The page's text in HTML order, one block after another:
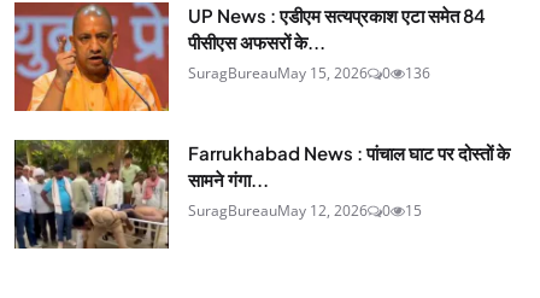
UP News : एडीएम सत्यप्रकाश एटा समेत 84
पीसीएस अफसरों के...
SuragBureauMay 15, 2026 0 136
Farrukhabad News : पांचाल घाट पर दोस्तों के
सामने गंगा...
SuragBureauMay 12, 2026 0 15